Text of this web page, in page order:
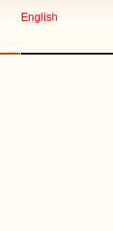
English